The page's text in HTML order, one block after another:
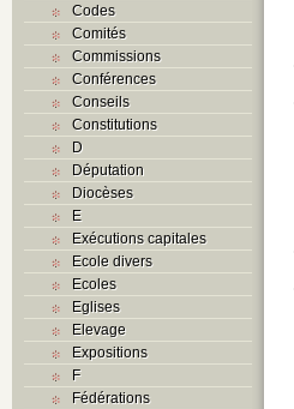
Codes
Comités
Commissions
Conférences
Conseils
Constitutions
D
Députation
Diocèses
E
Exécutions capitales
Ecole divers
Ecoles
Eglises
Elevage
Expositions
F
Fédérations